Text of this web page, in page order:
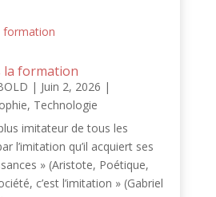
la formation
| Juin 2, 2026 |
, Technologie
imitateur de tous les
l’imitation qu’il acquiert ses
» (Aristote, Poétique,
c’est l’imitation » (Gabriel